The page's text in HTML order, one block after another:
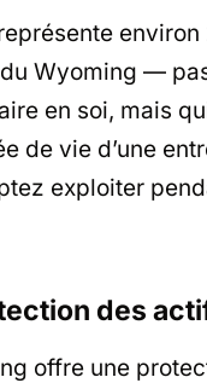
Wyoming —
en soi, mais
de vie d’une
exploiter
des
offre une